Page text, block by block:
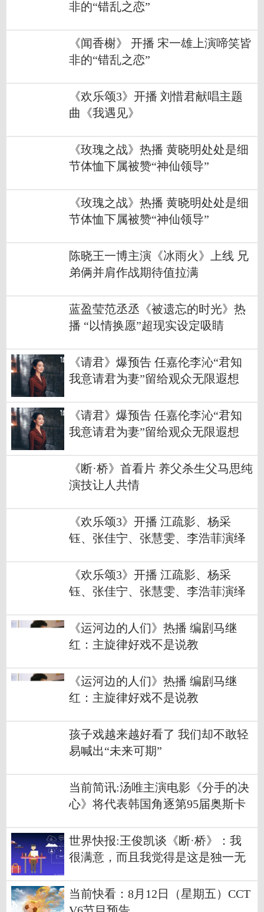
非的“错乱之恋”
《闻香榭》 开播 宋一雄上演啼笑皆
非的“错乱之恋”
《欢乐颂3》开播 刘惜君献唱主题
曲《我遇见》
《玫瑰之战》热播 黄晓明处处是细
节体恤下属被赞“神仙领导”
《玫瑰之战》热播 黄晓明处处是细
节体恤下属被赞“神仙领导”
陈晓王一博主演《冰雨火》上线 兄
弟俩并肩作战期待值拉满
蓝盈莹范丞丞《被遗忘的时光》热
播 “以情换愿”超现实设定吸睛
《请君》爆预告 任嘉伦李沁“君知
我意请君为妻”留给观众无限遐想
《请君》爆预告 任嘉伦李沁“君知
我意请君为妻”留给观众无限遐想
《断·桥》首看片 养父杀生父马思纯
演技让人共情
《欢乐颂3》开播 江疏影、杨采
钰、张佳宁、张慧雯、李浩菲演绎
《欢乐颂3》开播 江疏影、杨采
钰、张佳宁、张慧雯、李浩菲演绎
《运河边的人们》热播 编剧马继
红：主旋律好戏不是说教
《运河边的人们》热播 编剧马继
红：主旋律好戏不是说教
孩子戏越来越好看了 我们却不敢轻
易喊出“未来可期”
当前简讯:汤唯主演电影《分手的决
心》将代表韩国角逐第95届奥斯卡
世界快报:王俊凯谈《断·桥》：我
很满意，而且我觉得是这是独一无
当前快看：8月12日（星期五）CCT